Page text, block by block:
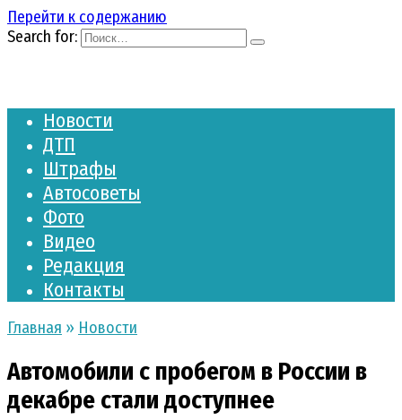
Перейти к содержанию
Search for:
Новости
ДТП
Штрафы
Автосоветы
Фото
Видео
Редакция
Контакты
Главная » Новости
Автомобили с пробегом в России в
декабре стали доступнее